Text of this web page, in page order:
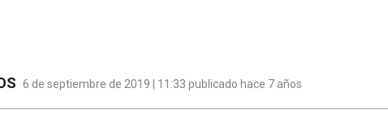
6 de septiembre de 2019 | 11:33 publicado hace 7 años